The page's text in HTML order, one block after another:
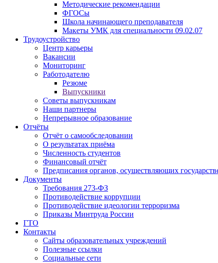
Методические рекомендации
ФГОСы
Школа начинающего преподавателя
Макеты УМК для специальности 09.02.07
Трудоустройство
Центр карьеры
Вакансии
Мониторинг
Работодателю
Резюме
Выпускники
Советы выпускникам
Наши партнеры
Непрерывное образование
Отчёты
Отчёт о самообследовании
О результатах приёма
Численность студентов
Финансовый отчёт
Предписания органов, осуществляющих
Документы
Требования 273-ФЗ
Противодействие коррупции
Противодействие идеологии терроризма
Приказы Минтруда России
ГТО
Контакты
Сайты образовательных учреждений
Полезные ссылки
Социальные сети